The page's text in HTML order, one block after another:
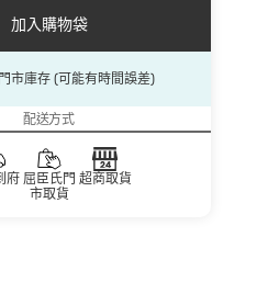
加入購物袋
市庫存 (可能有時間誤差)
配送方式
府 屈臣氏門
市取貨
超商取貨